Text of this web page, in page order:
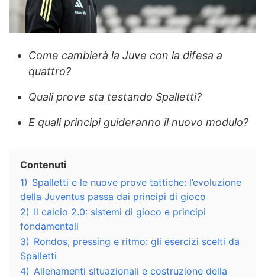
Come cambierà la Juve con la difesa a
quattro?
Quali prove sta testando Spalletti?
E quali principi guideranno il nuovo modulo?
Contenuti
1) Spalletti e le nuove prove tattiche: l’evoluzione
della Juventus passa dai principi di gioco
2) Il calcio 2.0: sistemi di gioco e principi
fondamentali
3) Rondos, pressing e ritmo: gli esercizi scelti da
Spalletti
4) Allenamenti situazionali e costruzione della